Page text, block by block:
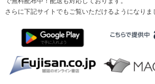
さらに下記サイトでもご覧いただけるようになりま